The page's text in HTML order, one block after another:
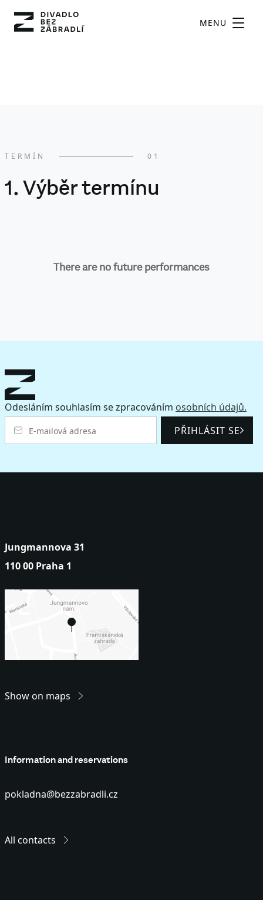
MENU
1. Výběr termínu
TERMÍN 01
There are no future performances
Odesláním souhlasím se zpracováním osobních údajů.
Jungmannova 31
110 00 Praha 1
Show on maps
Information and reservations
pokladna@bezzabradli.cz
All contacts